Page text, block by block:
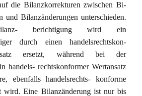
die Bilanzkorrekturen zwischen Bi-
und Bilanzänderungen unterschieden.
berichtigung wird ein
durch einen handelsrechtskon-
ersetzt, während bei der
handels- rechtskonformer Wertansatz
ebenfalls handelsrechts- konforme
wird. Eine Bilanzänderung ist nur bis